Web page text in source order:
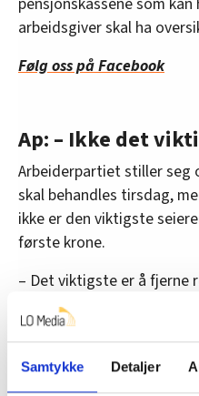
Samtykke Detaljer
arbeidsgiver skal ha
Følg oss på Facebook
Ap: – Ikke det
Arbeiderpartiet stiller seg
skal behandles tirsdag,
ikke er den viktigste
første krone.
– Det viktigste er å fjerne
pensjon for inntekt under
man ikke kan si B når
Aasrud er nestleder i